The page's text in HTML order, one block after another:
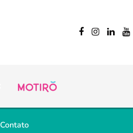
Contato